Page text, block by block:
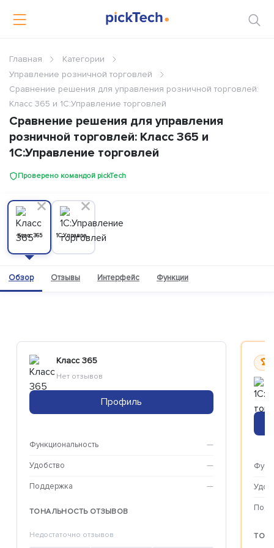
Главная
Категории
Управление розничной торговлей
Сравнение решения для управления розничной торговлей:
Класс 365 и 1C:Управление торговлей
Сравнение решения для управления
розничной торговлей: Класс 365 и
1C:Управление торговлей
Проверено командой pickTech
Класс 365 1C:Управление торговлей
Обзор Отзывы Интерфейс Функции
Класс 365
Нет отзывов
Профиль
Функциональность —
Удобство —
Поддержка —
ТОНАЛЬНОСТЬ ОТЗЫВОВ
Недостаточно отзывов
🏆